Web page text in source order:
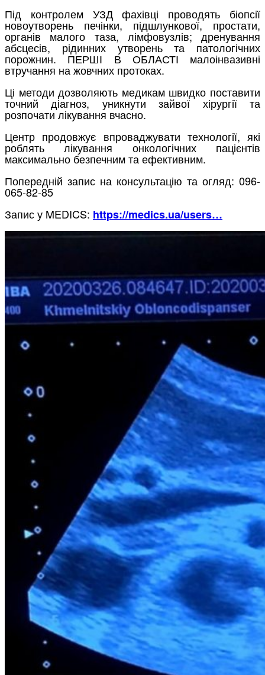
Під контролем УЗД фахівці проводять біопсії
новоутворень печінки, підшлункової, простати,
органів малого таза, лімфовузлів; дренування
абсцесів, рідинних утворень та патологічних
порожнин. ПЕРШІ В ОБЛАСТІ малоінвазивні
втручання на жовчних протоках.
Ці методи дозволяють медикам швидко поставити
точний діагноз, уникнути зайвої хірургії та
розпочати лікування вчасно.
Центр продовжує впроваджувати технології, які
роблять лікування онкологічних пацієнтів
максимально безпечним та ефективним.
Попередній запис на консультацію та огляд: 096-
065-82-85
Запис у MEDICS: https://medics.ua/users…